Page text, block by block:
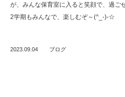
が、みんな保育室に入ると笑顔で、過ご
2学期もみんなで、楽しむぞ～(^_-)-☆
2023.09.04 ブログ